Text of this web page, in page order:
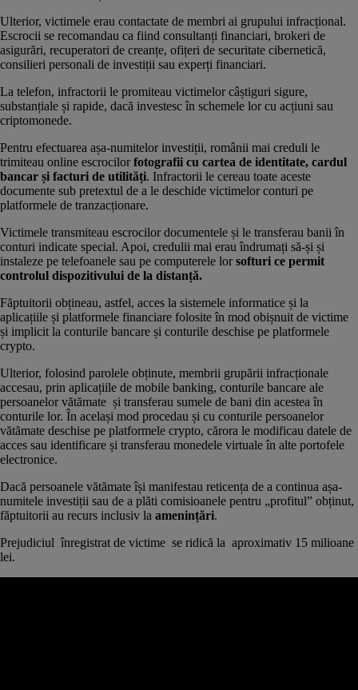
Ulterior, victimele erau contactate de membri ai grupului infracțional.
Escrocii se recomandau ca fiind consultanți financiari, brokeri de
asigurări, recuperatori de creanțe, ofițeri de securitate cibernetică,
consilieri personali de investiții sau experți financiari.
La telefon, infractorii le promiteau victimelor câștiguri sigure,
substanțiale și rapide, dacă investesc în schemele lor cu acțiuni sau
criptomonede.
Pentru efectuarea așa-numitelor investiții, românii mai creduli le
trimiteau online escrocilorfotografii cu cartea de identitate, cardul
bancar și facturi de utilități. Infractorii le cereau toate aceste
documente sub pretextul de a le deschide victimelor conturi pe
platformele de tranzacționare.
Victimele transmiteau escrocilor documentele și le transferau banii în
conturi indicate special. Apoi, credulii mai erau îndrumați să-și și
instaleze pe telefoanele sau pe computerele lorsofturi ce permit
controlul dispozitivului de la distanță.
Făptuitorii obțineau, astfel, acces la sistemele informatice și la
aplicațiile și platformele financiare folosite în mod obișnuit de victime
și implicit la conturile bancare și conturile deschise pe platformele
crypto.
Ulterior, folosind parolele obținute, membrii grupării infracționale
accesau, prin aplicațiile de mobile banking, conturile bancare ale
persoanelor vătămate și transferau sumele de bani din acestea în
conturile lor. În același mod procedau și cu conturile persoanelor
vătămate deschise pe platformele crypto, cărora le modificau datele de
acces sau identificare și transferau monedele virtuale în alte portofele
electronice.
Dacă persoanele vătămate își manifestau reticența de a continua așa-
numitele investiții sau de a plăti comisioanele pentru „profitul” obținut,
făptuitorii au recurs inclusiv la amenințări.
Prejudiciul înregistrat de victime se ridică la aproximativ 15 milioane
lei.